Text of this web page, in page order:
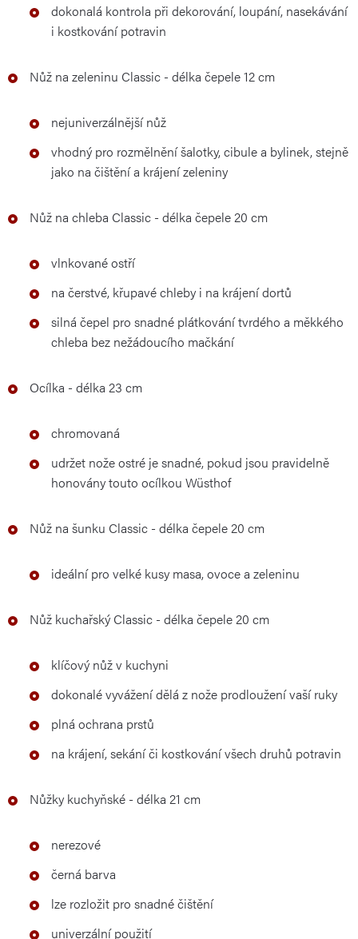
dokonalá kontrola při dekorování, loupání, nasekávání
i kostkování potravin
Nůž na zeleninu Classic - délka čepele 12 cm
nejuniverzálnější nůž
vhodný pro rozmělnění šalotky, cibule a bylinek, stejně
jako na čištění a krájení zeleniny
Nůž na chleba Classic - délka čepele 20 cm
vlnkované ostří
na čerstvé, křupavé chleby i na krájení dortů
silná čepel pro snadné plátkování tvrdého a měkkého
chleba bez nežádoucího mačkání
Ocílka - délka 23 cm
chromovaná
udržet nože ostré je snadné, pokud jsou pravidelně
honovány touto ocílkou Wüsthof
Nůž na šunku Classic - délka čepele 20 cm
ideální pro velké kusy masa, ovoce a zeleninu
Nůž kuchařský Classic - délka čepele 20 cm
klíčový nůž v kuchyni
dokonalé vyvážení dělá z nože prodloužení vaší ruky
plná ochrana prstů
na krájení, sekání či kostkování všech druhů potravin
Nůžky kuchyňské - délka 21 cm
nerezové
černá barva
lze rozložit pro snadné čištění
univerzální použití